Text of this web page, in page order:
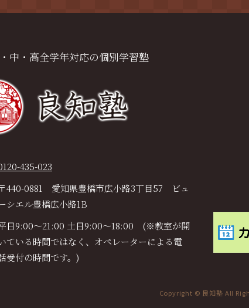
中・高全学年対応の個別学習塾
435-023
440-0881 愛知県豊橋市広小路3丁目57 ビュ
シエル豊橋広小路1B
日9:00～21:00 土日9:00～18:00 (※教室が開
ている時間ではなく、オペレーターによる電
受付の時間です。)
Copyright © 良知塾 All